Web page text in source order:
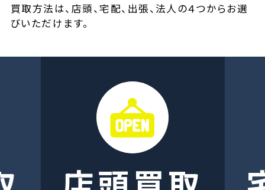
買取方法は、店頭、宅配、出張、法人の４つからお選
びいただけます。